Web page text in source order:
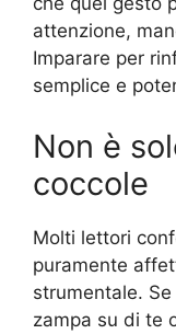
attenzione,
Imparare per
semplice e
Non è
coccole
Molti lettori
puramente
strumentale.
zampa su di te